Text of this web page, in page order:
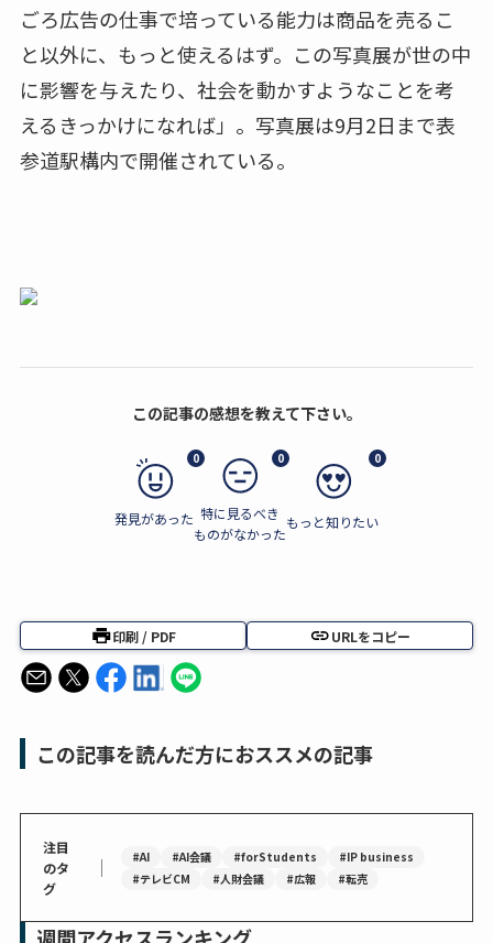
ごろ広告の仕事で培っている能力は商品を売るこ
と以外に、もっと使えるはず。この写真展が世の中
に影響を与えたり、社会を動かすようなことを考
えるきっかけになれば」。写真展は9月2日まで表
参道駅構内で開催されている。
この記事の感想を教えて下さい。
0
発見があった
0
特に見るべき
ものがなかった
0
もっと知りたい
印刷 / PDF URLをコピー
この記事を読んだ方におススメの記事
注目
のタ
グ
｜ #AI #AI会議 #forStudents
#IP business
#テレビCM
#人財会議 #広報 #転売